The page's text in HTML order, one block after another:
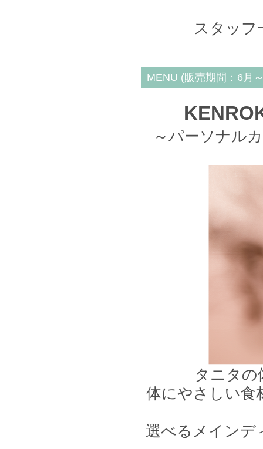
スタッフ
MENU (販売期間：6月
～パーソナル
タニタの
体にやさしい食
選べるメインデ